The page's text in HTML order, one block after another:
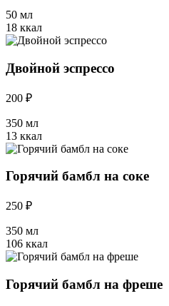
50 мл
18 ккал
Двойной эспрессо
200 ₽
350 мл
13 ккал
Горячий бамбл на соке
250 ₽
350 мл
106 ккал
Горячий бамбл на фреше